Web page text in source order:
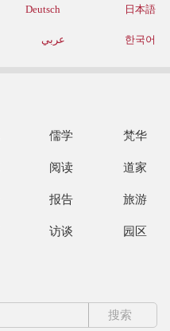
Deutsch 日本語
عربي 한국어
儒学 梵华
阅读 道家
报告 旅游
访谈 园区